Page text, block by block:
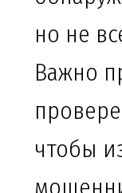
но не
Важно
чтобы